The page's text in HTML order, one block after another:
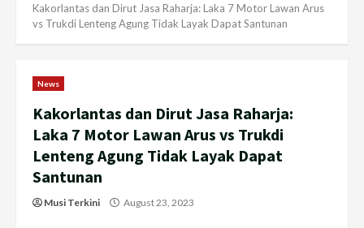
Kakorlantas dan Dirut Jasa Raharja: Laka 7 Motor Lawan Arus
vs Trukdi Lenteng Agung Tidak Layak Dapat Santunan
News
Kakorlantas dan Dirut Jasa Raharja:
Laka 7 Motor Lawan Arus vs Trukdi
Lenteng Agung Tidak Layak Dapat
Santunan
Musi Terkini August 23, 2023